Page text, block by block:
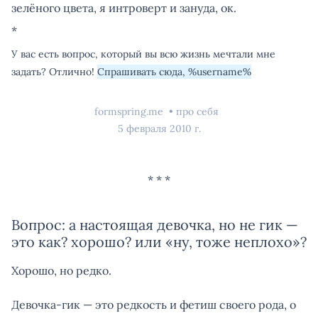
зелёного цвета, я интроверт и зануда, ок.
*
У вас есть вопрос, который вы всю жизнь мечтали мне
задать? Отлично! Спрашивать сюда, %username%
formspring.me
про себя
5 февраля 2010 г.
Вопрос: а настоящая девочка, но не гик —
это как? хорошо? или «ну, тоже неплохо»?
Хорошо, но редко.
Девочка-гик — это редкость и фетиш своего рода, о